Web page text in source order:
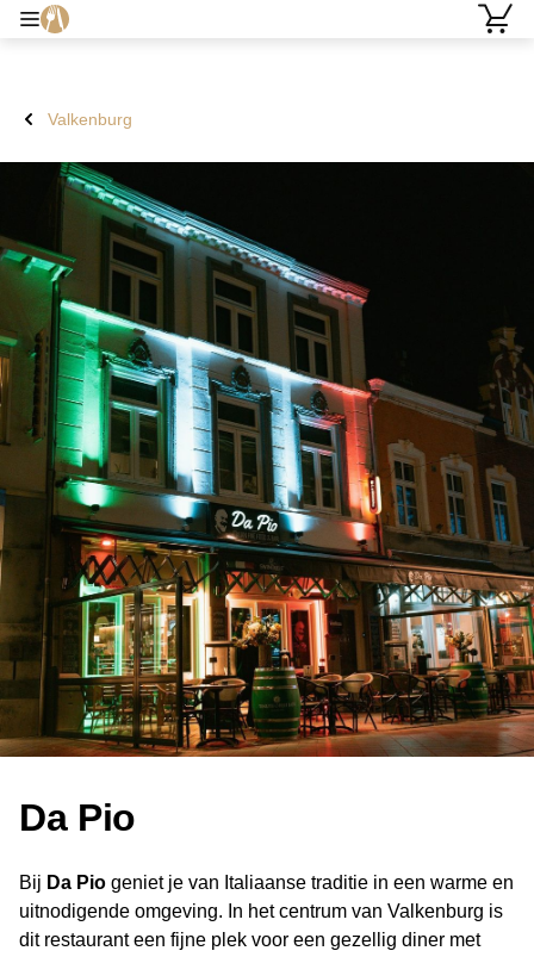
Valkenburg
Da Pio
Bij Da Pio geniet je van Italiaanse traditie in een warme en
uitnodigende omgeving. In het centrum van Valkenburg is
dit restaurant een fijne plek voor een gezellig diner met